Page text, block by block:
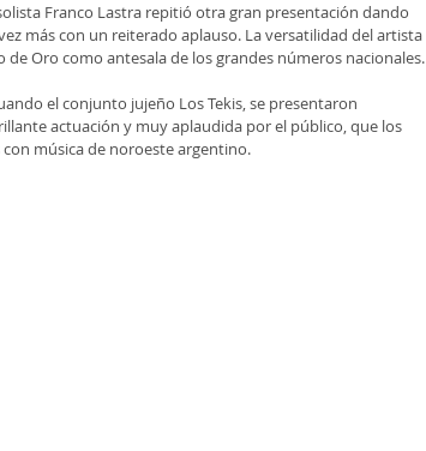
Franco Lastra repitió otra gran presentación dando
más con un reiterado aplauso. La versatilidad del artista
Oro como antesala de los grandes números nacionales.
el conjunto jujeño Los Tekis, se presentaron
actuación y muy aplaudida por el público, que los
música de noroeste argentino.